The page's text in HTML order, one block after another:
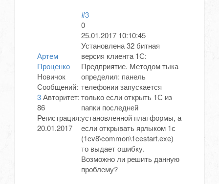
Артем
Проценко
Новичок
Сообщений:
3Авторитет:
86
Регистрация:
20.01.2017
#3
0
25.01.2017 10:10:45
Установлена 32 битная
версия клиента 1С:
Предприятие. Методом тыка
определил: панель
телефонии запускается
только если открыть 1С из
папки последней
установленной платформы, а
если открывать ярлыком 1с
(1cv8\common\1cestart.exe)
то выдает ошибку.
Возможно ли решить данную
проблему?